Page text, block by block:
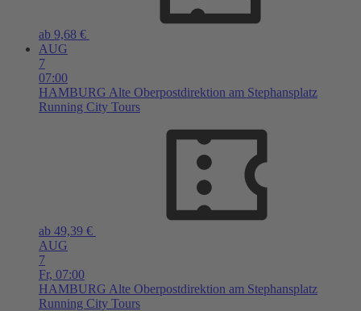
ab 9,68 €
AUG
7
07:00
HAMBURG Alte Oberpostdirektion am Stephansplatz
Running City Tours
ab 49,39 €
AUG
7
Fr, 07:00
HAMBURG Alte Oberpostdirektion am Stephansplatz
Running City Tours